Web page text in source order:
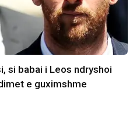
si babai i Leos ndryshoi
e guximshme